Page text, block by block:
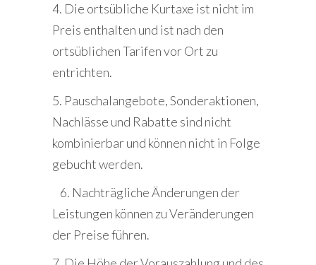
4. Die ortsübliche Kurtaxe ist nicht im
Preis enthalten und ist nach den
ortsüblichen Tarifen vor Ort zu
entrichten.
5. Pauschalangebote, Sonderaktionen,
Nachlässe und Rabatte sind nicht
kombinierbar und können nicht in Folge
gebucht werden.
6. Nachträgliche Änderungen der
Leistungen können zu Veränderungen
der Preise führen.